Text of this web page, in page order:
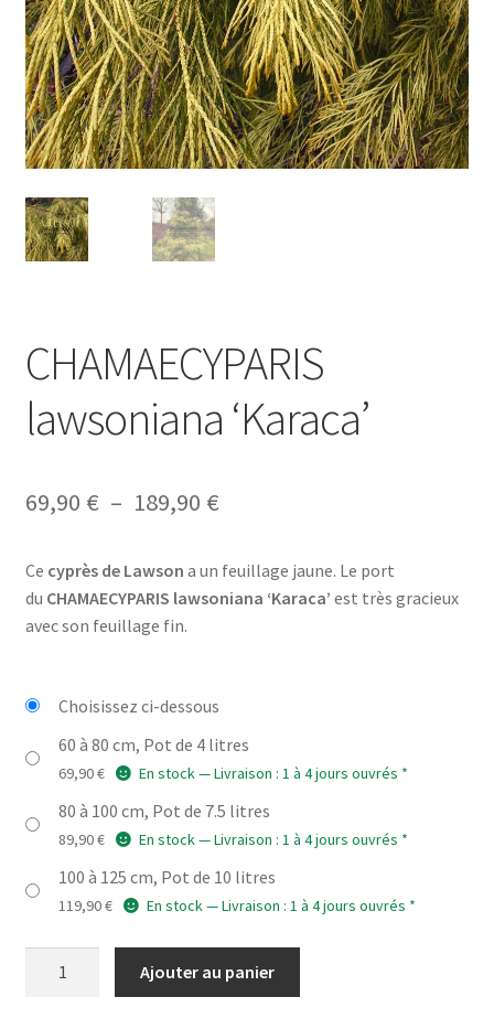
CHAMAECYPARIS
lawsoniana ‘Karaca’
69,90 € – 189,90 €Plage
prix :
189,90 €
Ce cyprès de Lawson a un feuillage jaune. Le port
du CHAMAECYPARIS lawsoniana ‘Karaca’ est très gracieux
avec son feuillage fin.
Choisissez ci-dessous
60 à 80 cm, Pot de 4 litres
69,90€ En stock — Livraison : 1 à 4 jours ouvrés *
80 à 100 cm, Pot de 7.5 litres
89,90€ En stock — Livraison : 1 à 4 jours ouvrés *
100 à 125 cm, Pot de 10 litres
119,90€ En stock — Livraison : 1 à 4 jours ouvrés *
Ajouter au panier